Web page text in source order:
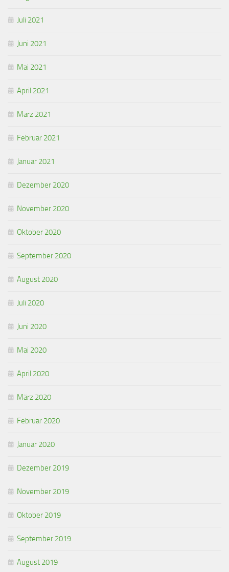
Juli 2021
Juni 2021
Mai 2021
April 2021
März 2021
Februar 2021
Januar 2021
Dezember 2020
November 2020
Oktober 2020
September 2020
August 2020
Juli 2020
Juni 2020
Mai 2020
April 2020
März 2020
Februar 2020
Januar 2020
Dezember 2019
November 2019
Oktober 2019
September 2019
August 2019